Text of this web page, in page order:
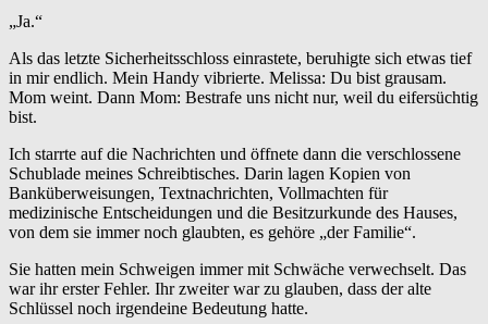
„Ja.“
Als das letzte Sicherheitsschloss einrastete, beruhigte sich etwas tief
in mir endlich. Mein Handy vibrierte. Melissa: Du bist grausam.
Mom weint. Dann Mom: Bestrafe uns nicht nur, weil du eifersüchtig
bist.
Ich starrte auf die Nachrichten und öffnete dann die verschlossene
Schublade meines Schreibtisches. Darin lagen Kopien von
Banküberweisungen, Textnachrichten, Vollmachten für
medizinische Entscheidungen und die Besitzurkunde des Hauses,
von dem sie immer noch glaubten, es gehöre „der Familie“.
Sie hatten mein Schweigen immer mit Schwäche verwechselt. Das
war ihr erster Fehler. Ihr zweiter war zu glauben, dass der alte
Schlüssel noch irgendeine Bedeutung hatte.